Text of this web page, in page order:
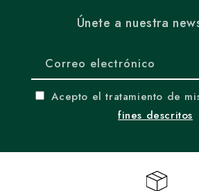
Únete a nuestra
Correo electrónico
Acepto el tratamiento de
fines descritos